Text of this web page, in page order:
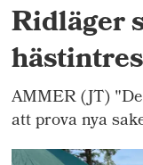
Ridläger
AMMER (JT)
att prova nya